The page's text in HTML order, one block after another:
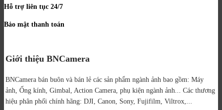
Hỗ trợ liên tục 24/7
Bảo mật thanh toán
Giới thiệu BNCamera
BNCamera bán buôn và bán lẻ các sản phẩm ngành ảnh bao gồm: Máy
ảnh, Ống kính, Gimbal, Action Camera, phụ kiện ngành ảnh...
Các thương
hiệu phân phối chính hãng: DJI, Canon, Sony, Fujifilm, Viltrox,...